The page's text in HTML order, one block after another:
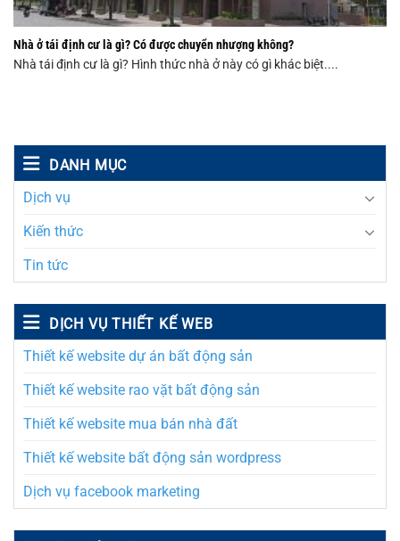
DANH MỤC
Dịch vụ
Kiến thức
Tin tức
DỊCH VỤ THIẾT KẾ WEB
Thiết kế website dự án bất động sản
Thiết kế website rao vặt bất động sản
Thiết kế website mua bán nhà đất
Thiết kế website bất động sản wordpress
Dịch vụ facebook marketing
Nhà ở tái định cư là gì? Có được chuyển nhượng không?
Nhà tái định cư là gì? Hình thức nhà ở này có gì khác biệt....